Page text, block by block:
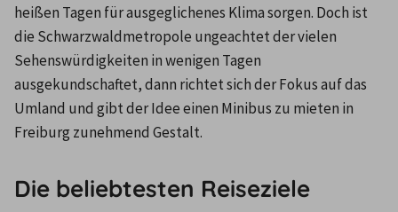
heißen Tagen für ausgeglichenes Klima sorgen. Doch ist
die Schwarzwaldmetropole ungeachtet der vielen
Sehenswürdigkeiten in wenigen Tagen
ausgekundschaftet, dann richtet sich der Fokus auf das
Umland und gibt der Idee einen Minibus zu mieten in
Freiburg zunehmend Gestalt.
Die beliebtesten Reiseziele